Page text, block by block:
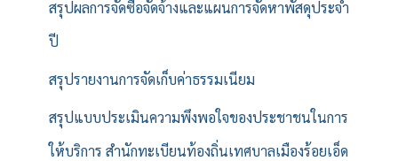
สรุปผลการจัดซื้อจัดจ้างและแผนการจัดหาพัสดุประจำ
ปี
สรุปรายงานการจัดเก็บค่าธรรมเนียม
สรุปแบบประเมินความพึงพอใจของประชาชนในการ
ให้บริการ สำนักทะเบียนท้องถิ่นเทศบาลเมืองร้อยเอ็ด